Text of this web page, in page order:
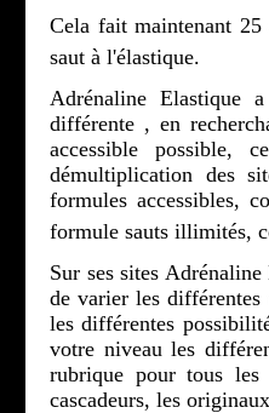
Cela fait maintenant 25
saut à l'élastique.
Adrénaline Elastique
différente , en
accessible possible,
démultiplication des
formules accessibles,
formule sauts illimités,
Sur ses sites
de varier les
les différentes
votre niveau les
rubrique pour tous les
cascadeurs, les